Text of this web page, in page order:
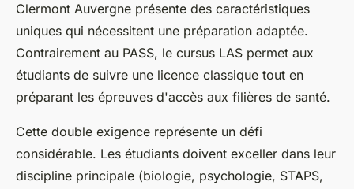
Clermont Auvergne présente des caractéristiques
uniques qui nécessitent une préparation adaptée.
Contrairement au PASS, le cursus LAS permet aux
étudiants de suivre une licence classique tout en
préparant les épreuves d'accès aux filières de santé.
Cette double exigence représente un défi
considérable. Les étudiants doivent exceller dans leur
discipline principale (biologie, psychologie, STAPS,